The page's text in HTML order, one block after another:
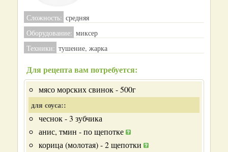
Сложность: средняя
Оборудование: миксер
Техники: тушение, жарка
Для рецепта вам потребуется:
мясо морских свинок - 500г
для соуса::
чеснок - 3 зубчика
анис, тмин - по щепотке
корица (молотая) - 2 щепотки